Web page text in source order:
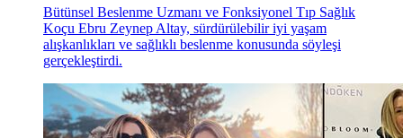
Bütünsel Beslenme Uzmanı ve Fonksiyonel Tıp Sağlık
Koçu Ebru Zeynep Altay, sürdürülebilir iyi yaşam
alışkanlıkları ve sağlıklı beslenme konusunda söyleşi
gerçekleştirdi.